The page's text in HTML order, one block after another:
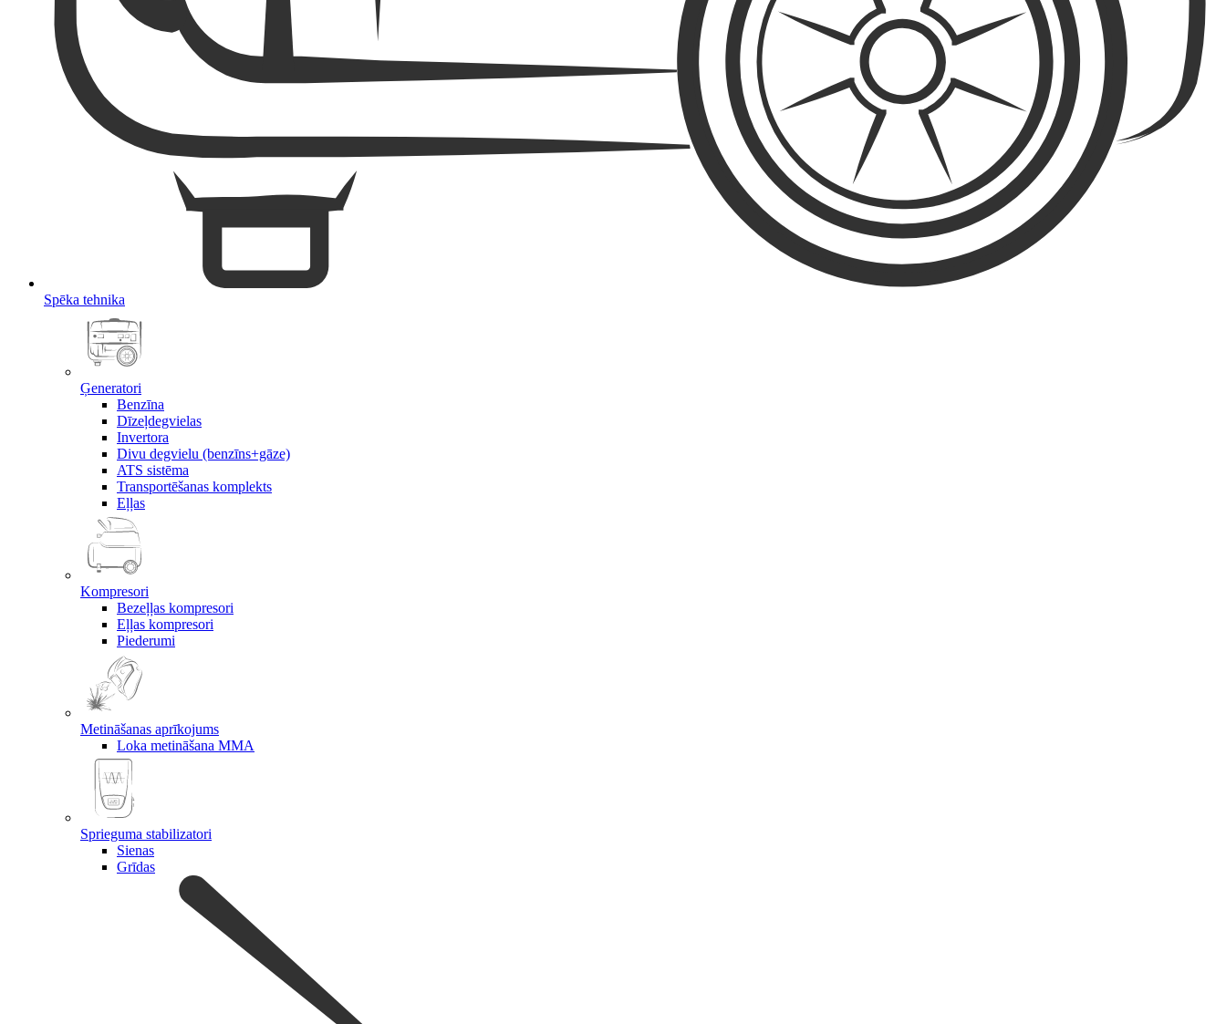
Spēka tehnika
Ģeneratori
Benzīna
Dīzeļdegvielas
Invertora
Divu degvielu (benzīns+gāze)
ATS sistēma
Transportēšanas komplekts
Eļļas
Kompresori
Bezeļļas kompresori
Eļļas kompresori
Piederumi
Metināšanas aprīkojums
Loka metināšana MMA
Sprieguma stabilizatori
Sienas
Grīdas